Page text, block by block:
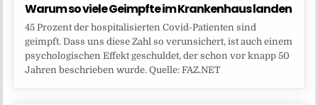
Warum so viele Geimpfte im Krankenhaus landen
45 Prozent der hospitalisierten Covid-Patienten sind
geimpft. Dass uns diese Zahl so verunsichert, ist auch einem
psychologischen Effekt geschuldet, der schon vor knapp 50
Jahren beschrieben wurde. Quelle: FAZ.NET